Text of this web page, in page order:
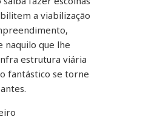
a viabilização
naquilo que lhe
estrutura viária
fantástico se torne